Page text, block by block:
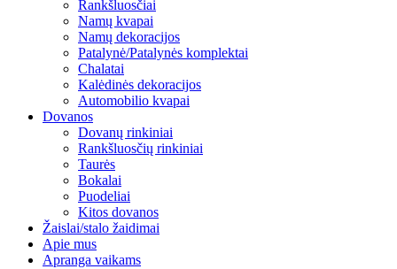
Rankšluosčiai
Namų kvapai
Namų dekoracijos
Patalynė/Patalynės komplektai
Chalatai
Kalėdinės dekoracijos
Automobilio kvapai
Dovanos
Dovanų rinkiniai
Rankšluosčių rinkiniai
Taurės
Bokalai
Puodeliai
Kitos dovanos
Žaislai/stalo žaidimai
Apie mus
Apranga vaikams